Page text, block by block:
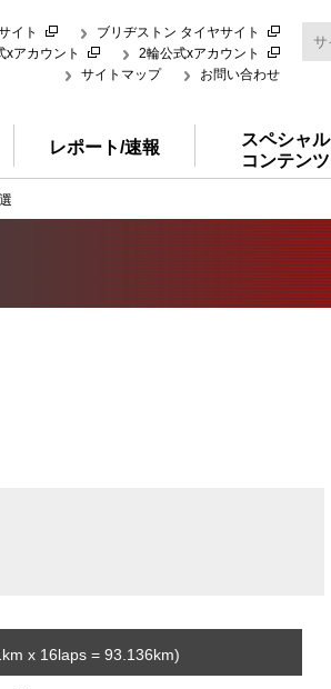
イト
ブリヂストン タイヤサイト
xアカウント
2輪公式xアカウント
サイトマップ
お問い合わせ
レポート/速報
スペシャル
コンテンツ
km x 16laps = 93.136km)